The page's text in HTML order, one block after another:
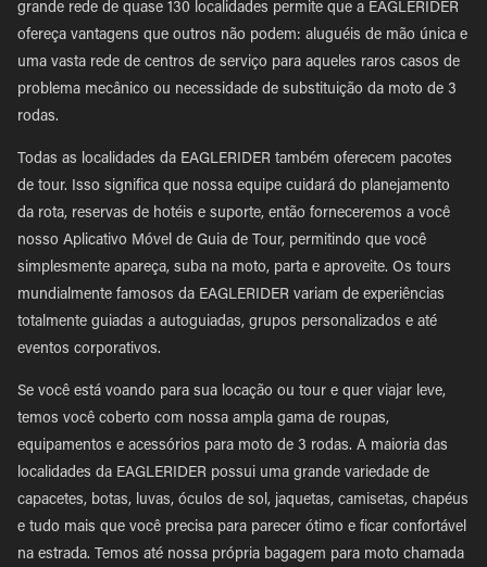
grande rede de quase 130 localidades permite que a EAGLERIDER
ofereça vantagens que outros não podem: aluguéis de mão única e
uma vasta rede de centros de serviço para aqueles raros casos de
problema mecânico ou necessidade de substituição da moto de 3
rodas.
Todas as localidades da EAGLERIDER também oferecem pacotes
de tour. Isso significa que nossa equipe cuidará do planejamento
da rota, reservas de hotéis e suporte, então forneceremos a você
nosso Aplicativo Móvel de Guia de Tour, permitindo que você
simplesmente apareça, suba na moto, parta e aproveite. Os tours
mundialmente famosos da EAGLERIDER variam de experiências
totalmente guiadas a autoguiadas, grupos personalizados e até
eventos corporativos.
Se você está voando para sua locação ou tour e quer viajar leve,
temos você coberto com nossa ampla gama de roupas,
equipamentos e acessórios para moto de 3 rodas. A maioria das
localidades da EAGLERIDER possui uma grande variedade de
capacetes, botas, luvas, óculos de sol, jaquetas, camisetas, chapéus
e tudo mais que você precisa para parecer ótimo e ficar confortável
na estrada. Temos até nossa própria bagagem para moto chamada